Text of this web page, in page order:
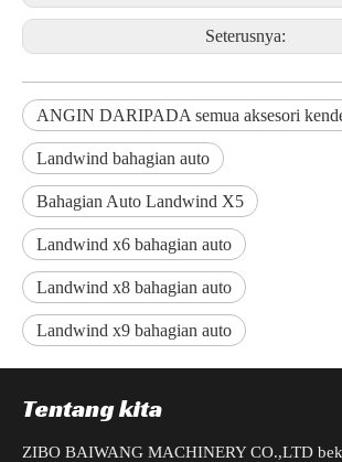
Seterusnya:
ANGIN DARIPADA semua aksesori
Landwind bahagian auto
Bahagian Auto Landwind X5
Landwind x6 bahagian auto
Landwind x8 bahagian auto
Landwind x9 bahagian auto
Tentang kita
ZIBO BAIWANG MACHINERY CO.,LTD